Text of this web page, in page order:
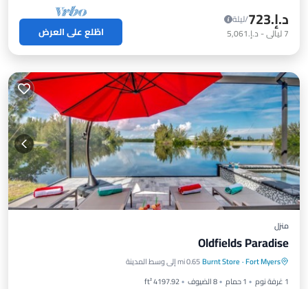
د.إ.‏723
/ليلة
7ليالي- د.إ.‏5,061 اطّلع على العرض
منزل
Oldfields Paradise
Fort Myers
·
Burnt Store0.65 mi إلى وسط المدينة
1 غرفة نوم
1 حمام 8 الضيوف
4197.92 ft²
مواجه للمحيط
إطلالة على المحيط